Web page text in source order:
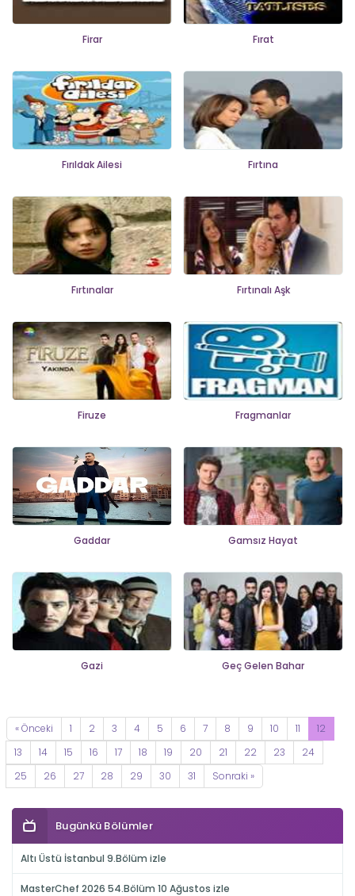
Firar Fırat
Fırıldak Ailesi Fırtına
Fırtınalar Fırtınalı Aşk
Firuze Fragmanlar
Gaddar Gamsız Hayat
Gazi Geç Gelen Bahar
« Önceki 1 2 3 4 5 6 7 8 9 10 11
12
13
14 15 16 17 18 19 20 21 22 23
24
25
26 27 28 29 30 31 Sonraki »
Bugünkü Bölümler
Altı Üstü İstanbul 9.Bölüm izle
MasterChef 2026 54.Bölüm 10 Ağustos izle